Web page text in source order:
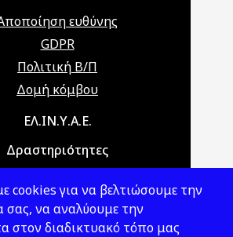
ευθύνης
GDPR
Πολιτική Β/Π
Δομή κόμβου
ΕΛ.ΙΝ.Υ.Α.Ε.
Δραστηριότητες
Νομοθεσία
cookies για να βελτιώσουμε την
σας, να αναλύουμε την
στον διαδικτυακό τόπο μας